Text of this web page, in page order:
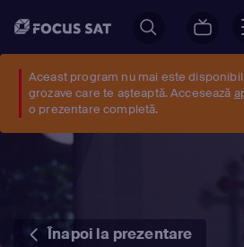
Aceast program nu mai este
grozave care te așteaptă. Accesează
o prezentare completă.
Înapoi la prezentare